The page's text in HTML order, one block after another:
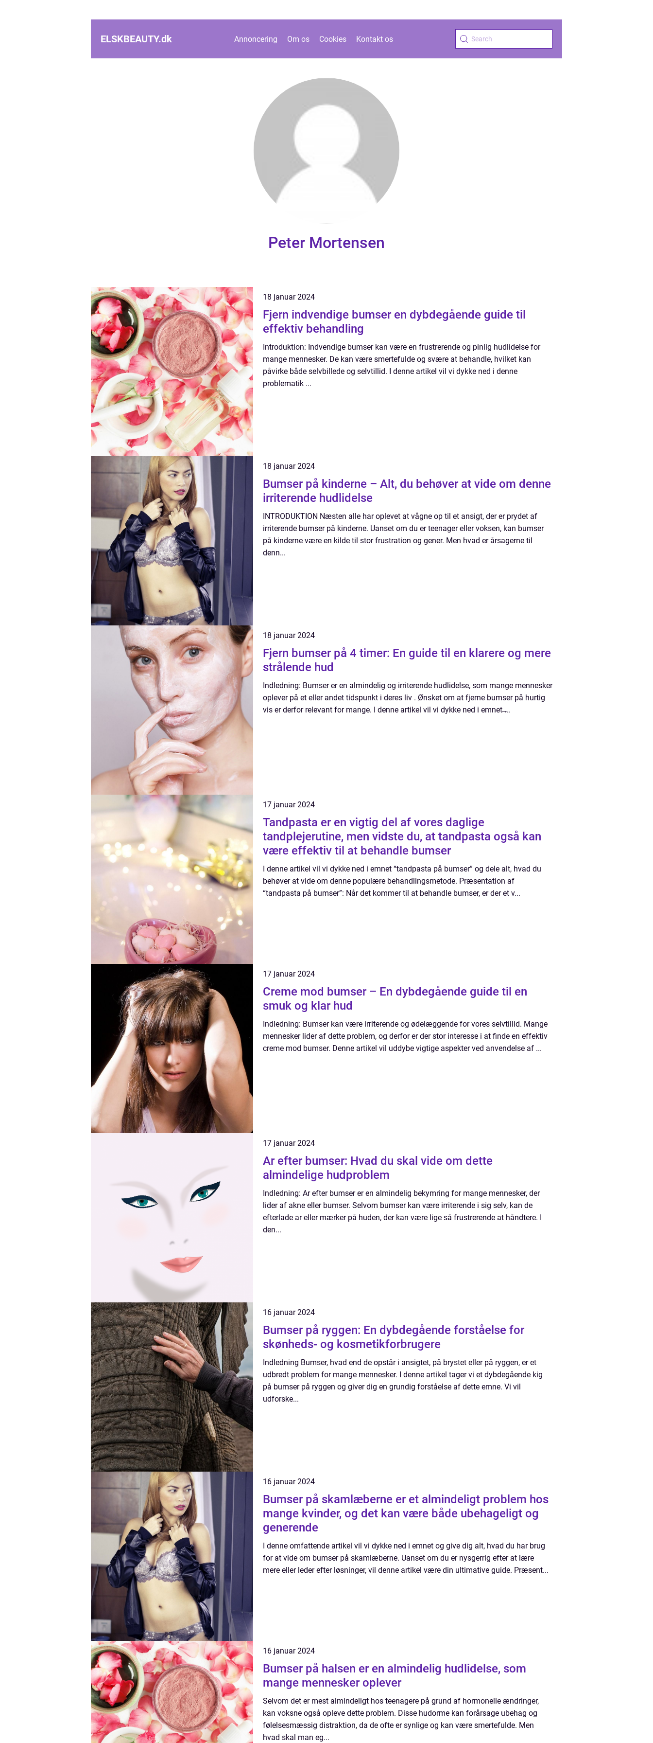
ELSKBEAUTY.dk Annoncering Om os Cookies Kontakt os
Peter Mortensen
18 januar 2024
Fjern indvendige bumser en dybdegående guide til
effektiv behandling
Introduktion: Indvendige bumser kan være en frustrerende og pinlig hudlidelse for
mange mennesker. De kan være smertefulde og svære at behandle, hvilket kan
påvirke både selvbillede og selvtillid. I denne artikel vil vi dykke ned i denne
problematik ...
18 januar 2024
Bumser på kinderne – Alt, du behøver at vide om denne
irriterende hudlidelse
INTRODUKTION Næsten alle har oplevet at vågne op til et ansigt, der er prydet af
irriterende bumser på kinderne. Uanset om du er teenager eller voksen, kan bumser
på kinderne være en kilde til stor frustration og gener. Men hvad er årsagerne til
denn...
18 januar 2024
Fjern bumser på 4 timer: En guide til en klarere og mere
strålende hud
Indledning: Bumser er en almindelig og irriterende hudlidelse, som mange mennesker
oplever på et eller andet tidspunkt i deres liv . Ønsket om at fjerne bumser på hurtig
vis er derfor relevant for mange. I denne artikel vil vi dykke ned i emnet ̶...
17 januar 2024
Tandpasta er en vigtig del af vores daglige
tandplejerutine, men vidste du, at tandpasta også kan
være effektiv til at behandle bumser
I denne artikel vil vi dykke ned i emnet “tandpasta på bumser” og dele alt, hvad du
behøver at vide om denne populære behandlingsmetode. Præsentation af
“tandpasta på bumser”: Når det kommer til at behandle bumser, er der et v...
17 januar 2024
Creme mod bumser – En dybdegående guide til en
smuk og klar hud
Indledning: Bumser kan være irriterende og ødelæggende for vores selvtillid. Mange
mennesker lider af dette problem, og derfor er der stor interesse i at finde en effektiv
creme mod bumser. Denne artikel vil uddybe vigtige aspekter ved anvendelse af ...
17 januar 2024
Ar efter bumser: Hvad du skal vide om dette
almindelige hudproblem
Indledning: Ar efter bumser er en almindelig bekymring for mange mennesker, der
lider af akne eller bumser. Selvom bumser kan være irriterende i sig selv, kan de
efterlade ar eller mærker på huden, der kan være lige så frustrerende at håndtere. I
den...
16 januar 2024
Bumser på ryggen: En dybdegående forståelse for
skønheds- og kosmetikforbrugere
Indledning Bumser, hvad end de opstår i ansigtet, på brystet eller på ryggen, er et
udbredt problem for mange mennesker. I denne artikel tager vi et dybdegående kig
på bumser på ryggen og giver dig en grundig forståelse af dette emne. Vi vil
udforske...
16 januar 2024
Bumser på skamlæberne er et almindeligt problem hos
mange kvinder, og det kan være både ubehageligt og
generende
I denne omfattende artikel vil vi dykke ned i emnet og give dig alt, hvad du har brug
for at vide om bumser på skamlæberne. Uanset om du er nysgerrig efter at lære
mere eller leder efter løsninger, vil denne artikel være din ultimative guide. Præsent...
16 januar 2024
Bumser på halsen er en almindelig hudlidelse, som
mange mennesker oplever
Selvom det er mest almindeligt hos teenagere på grund af hormonelle ændringer,
kan voksne også opleve dette problem. Disse hudorme kan forårsage ubehag og
følelsesmæssig distraktion, da de ofte er synlige og kan være smertefulde. Men
hvad skal man eg...